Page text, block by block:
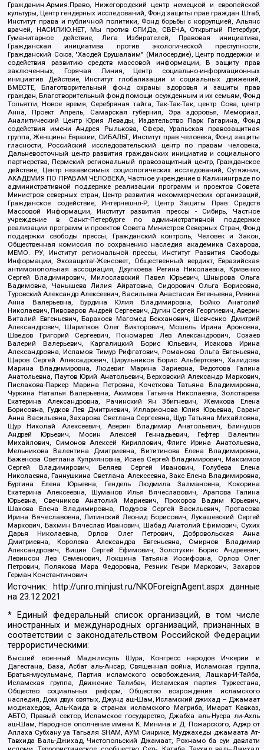
Гражданин.Армия.Право, Нижегородский центр немецкой и европейской
культуры, Центр гендерных исследований, Фонд защиты прав граждан Штаб,
Институт права и публичной политики, Фонд борьбы с коррупцией, Альянс
врачей, НАСИЛИЮ.НЕТ, Мы против СПИДа, СВЕЧА, Открытый Петербург,
Гуманитарное действие, Лига Избирателей, Правовая инициатива,
Гражданская инициатива против экологической преступности,
Гражданский Союз, "Хасдей Ерушалаим" (Милосердие), Центр поддержки и
содействия развитию средств массовой информации, В защиту прав
заключенных, Горячая Линия, Центр социально-информационных
инициатив Действие, Институт глобализации и социальных движений,
ВМЕСТЕ, Благотворительный фонд охраны здоровья и защиты прав
граждан, Благотворительный фонд помощи осужденным и их семьям, Фонд
Тольятти, Новое время, Серебряная тайга, Так-Так-Так, центр Сова, центр
Анна, Проект Апрель, Самарская губерния, Эра здоровья, Мемориал,
Аналитический Центр Юрия Левады, Издательство Парк Гагарина, Фонд
содействия имени Андрея Рылькова, Сфера, Уральская правозащитная
группа, Женщины Евразии, СИБАЛЬТ, Институт прав человека, Фонд защиты
гласности, Российский исследовательский центр по правам человека,
Дальневосточный центр развития гражданских инициатив и социального
партнерства, Пермский региональный правозащитный центр, Гражданское
действие, Центр независимых социологических исследований, Сутяжник,
АКАДЕМИЯ ПО ПРАВАМ ЧЕЛОВЕКА, Частное учреждение в Калининграде по
административной поддержке реализации программ и проектов Совета
Министров северных стран, Центр развития некоммерческих организаций,
Гражданское содействие, Интернешнл-Р, Центр Защиты Прав Средств
Массовой Информации, Институт развития прессы - Сибирь, Частное
учреждение в Санкт-Петербурге по административной поддержке
реализации программ и проектов Совета Министров Северных Стран, Фонд
поддержки свободы прессы, Гражданский контроль, Человек и Закон,
Общественная комиссия по сохранению наследия академика Сахарова,
МЕМО. РУ, Институт региональной прессы, Институт Развития Свободы
Информации, Экозащита!-Женсовет, Общественный вердикт, Евразийская
антимонопольная ассоциация, Дзугкоева Регина Николаевна, Кривенко
Сергей Владимирович, Милославский Павел Юрьевич, Шнырова Ольга
Вадимовна, Чанышева Лилия Айратовна, Сидорович Ольга Борисовна,
Туровский Александр Алексеевич, Васильева Анастасия Евгеньевна, Ривина
Анна Валерьевна, Бурдина Юлия Владимировна, Бойко Анатолий
Николаевич, Пивоваров Андрей Сергеевич, Дугин Сергей Георгиевич, Аверин
Виталий Евгеньевич, Барахоев Магомед Бекханович, Шевченко Дмитрий
Александрович, Шарипков Олег Викторович, Мошель Ирина Ароновна,
Шведов Григорий Сергеевич, Пономарев Лев Александрович, Созаев
Валерий Валерьевич, Каргалицкий Борис Юльевич, Исакова Ирина
Александровна, Исламов Тимур Рифгатович, Романова Ольга Евгеньевна,
Щаров Сергей Алексадрович, Цирульников Борис Альбертович, Халидова
Марина Владимировна, Людевиг Марина Зариевна, Федотова Галина
Анатольевна, Паутов Юрий Анатольевич, Верховский Александр Маркович,
Пислакова-Паркер Марина Петровна, Кочеткова Татьяна Владимировна,
Чуркина Наталья Валерьевна, Акимова Татьяна Николаевна, Золотарева
Екатерина Александровна, Рачинский Ян Збигневич, Жемкова Елена
Борисовна, Гудков Лев Дмитриевич, Илларионова Юлия Юрьевна, Саранг
Анна Васильевна, Захарова Светлана Сергеевна, Щур Татьяна Михайловна,
Щур Николай Алексеевич, Аверин Владимир Анатольевич, Блинушов
Андрей Юрьевич, Мосин Алексей Геннадьевич, Гефтер Валентин
Михайлович, Симонов Алексей Кириллович, Флиге Ирина Анатольевна,
Мельникова Валентина Дмитриевна, Вититинова Елена Владимировна,
Баженова Светлана Куприяновна, Исаев Сергей Владимирович, Максимов
Сергей Владимирович, Беляев Сергей Иванович, Голубева Елена
Николаевна, Ганнушкина Светлана Алексеевна, Закс Елена Владимировна,
Буртина Елена Юрьевна, Гендель Людмила Залмановна, Кокорина
Екатерина Алексеевна, Шуманов Илья Вячеславович, Арапова Галина
Юрьевна, Свечников Анатолий Мариевич, Прохоров Вадим Юрьевич,
Шахова Елена Владимировна, Подузов Сергей Васильевич, Протасова
Ирина Вячеславовна, Литинский Леонид Борисович, Лукашевский Сергей
Маркович, Бахмин Вячеслав Иванович, Шабад Анатолий Ефимович, Сухих
Дарья Николаевна, Орлов Олег Петрович, Добровольская Анна
Дмитриевна, Королева Александра Евгеньевна, Смирнов Владимир
Александрович, Вицин Сергей Ефимович, Золотухин Борис Андреевич,
Левинсон Лев Семенович, Локшина Татьяна Иосифовна, Орлов Олег
Петрович, Полякова Мара Федоровна, Резник Генри Маркович, Захаров
Герман Константинович
Источник: http://unro.minjust.ru/NKOForeignAgent.aspxданные
на23.12.2021
* Единый федеральный список организаций, в том числе
иностранных и международных организаций, признанных в
соответствии с законодательством Российской Федерации
террористическими:
Высший военный Маджлисуль Шура, Конгресс народов Ичкерии и
Дагестана, База, Асбат аль-Ансар, Священная война, Исламская группа,
Братья-мусульмане, Партия исламского освобождения, Лашкар-И-Тайба,
Исламская группа, Движение Талибан, Исламская партия Туркестана,
Общество социальных реформ, Общество возрождения исламского
наследия, Дом двух святых, Джунд аш-Шам, Исламский джихад – Джамаат
моджахедов, Аль-Каида в странах исламского Магриба, Имарат Кавказ,
АБТО, Правый сектор, Исламское государство, Джабха аль-Нусра ли-Ахль
аш-Шам, Народное ополчение имени К. Минина и Д. Пожарского, Аджр от
Аллаха Субхану уа Тагьаля SHAM, АУМ Синрике, Муджахеды джамаата Ат-
Тавхида Валь-Джихад, Чистопольский Джамаат, Рохнамо ба суи давлати